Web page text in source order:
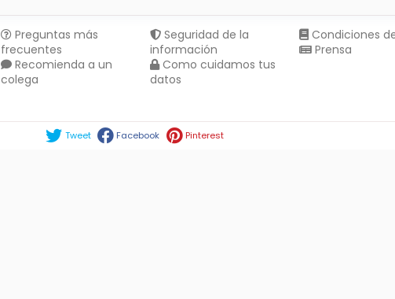
Preguntas más
frecuentes
Recomienda a un
colega
Seguridad de la
información
Como cuidamos tus
datos
Condiciones
Prensa
Tweet Facebook Pinterest